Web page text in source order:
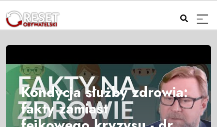
Kondycja służby zdrowia:
fakty zamiast